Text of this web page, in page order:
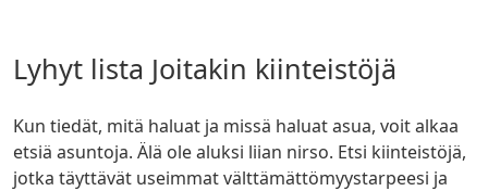
Lyhyt lista Joitakin kiinteistöjä
Kun tiedät, mitä haluat ja missä haluat asua, voit alkaa
etsiä asuntoja. Älä ole aluksi liian nirso. Etsi kiinteistöjä,
jotka täyttävät useimmat välttämättömyystarpeesi ja